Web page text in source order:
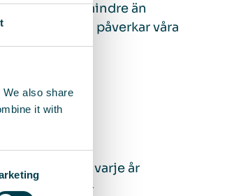
also share
it with
partiklar mindre än
och påverkar våra
WHO dör varje år
från hjärt-